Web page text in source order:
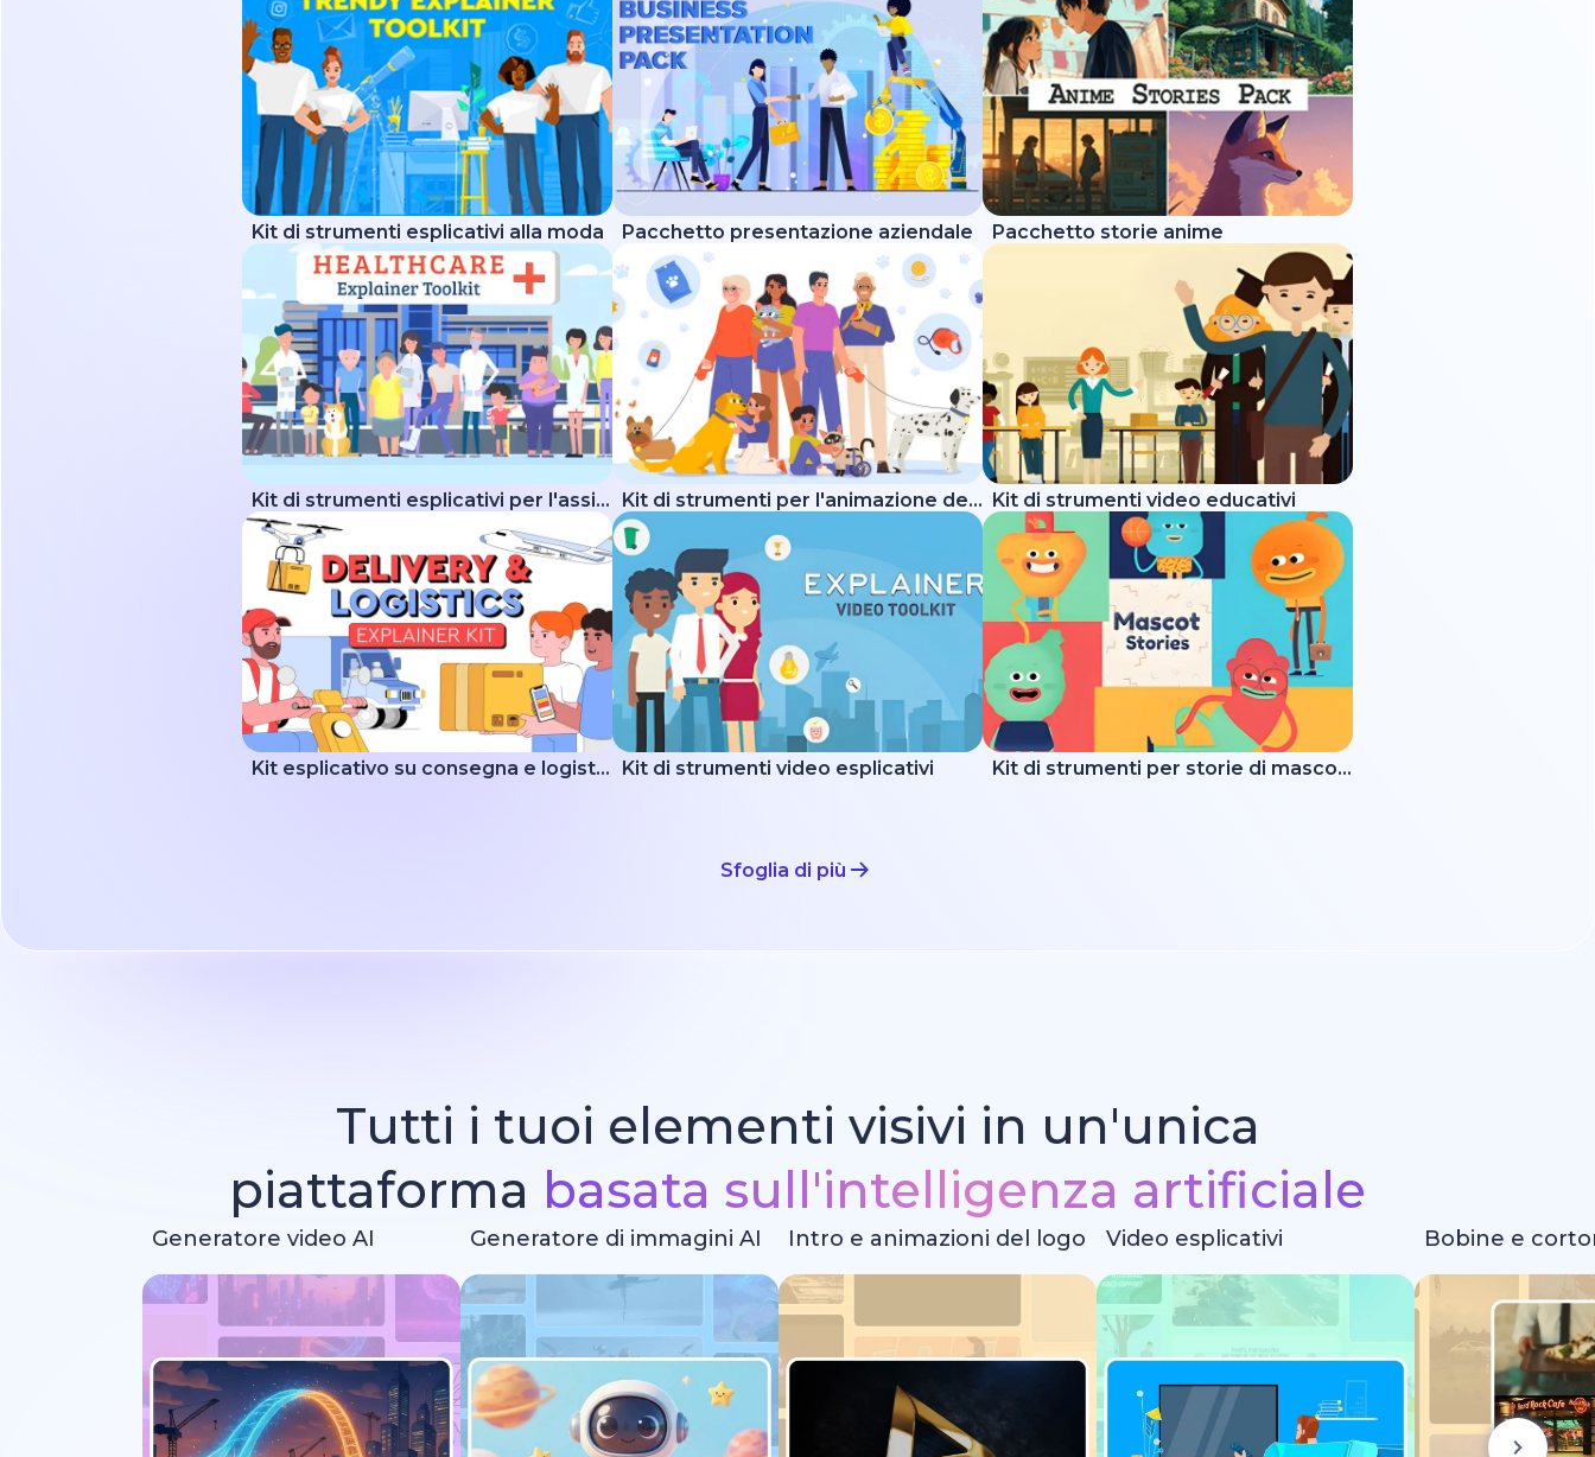
Kit di strumenti esplicativi alla moda Pacchetto presentazione aziendale Pacchetto storie anime
Kit di strumenti esplicativi per l'assistenza sanitaria Kit di strumenti per l'animazione degli animali domestici Kit di strumenti video educativi
Kit esplicativo su consegna e logistica Kit di strumenti video esplicativi Kit di strumenti per storie di mascotte
Sfoglia di più
Tutti i tuoi elementi visivi in un'unica
piattaforma basata sull'intelligenza artificiale
Generatore video AI Generatore di immagini AI Intro e animazioni del logo Video esplicativi Bobine e